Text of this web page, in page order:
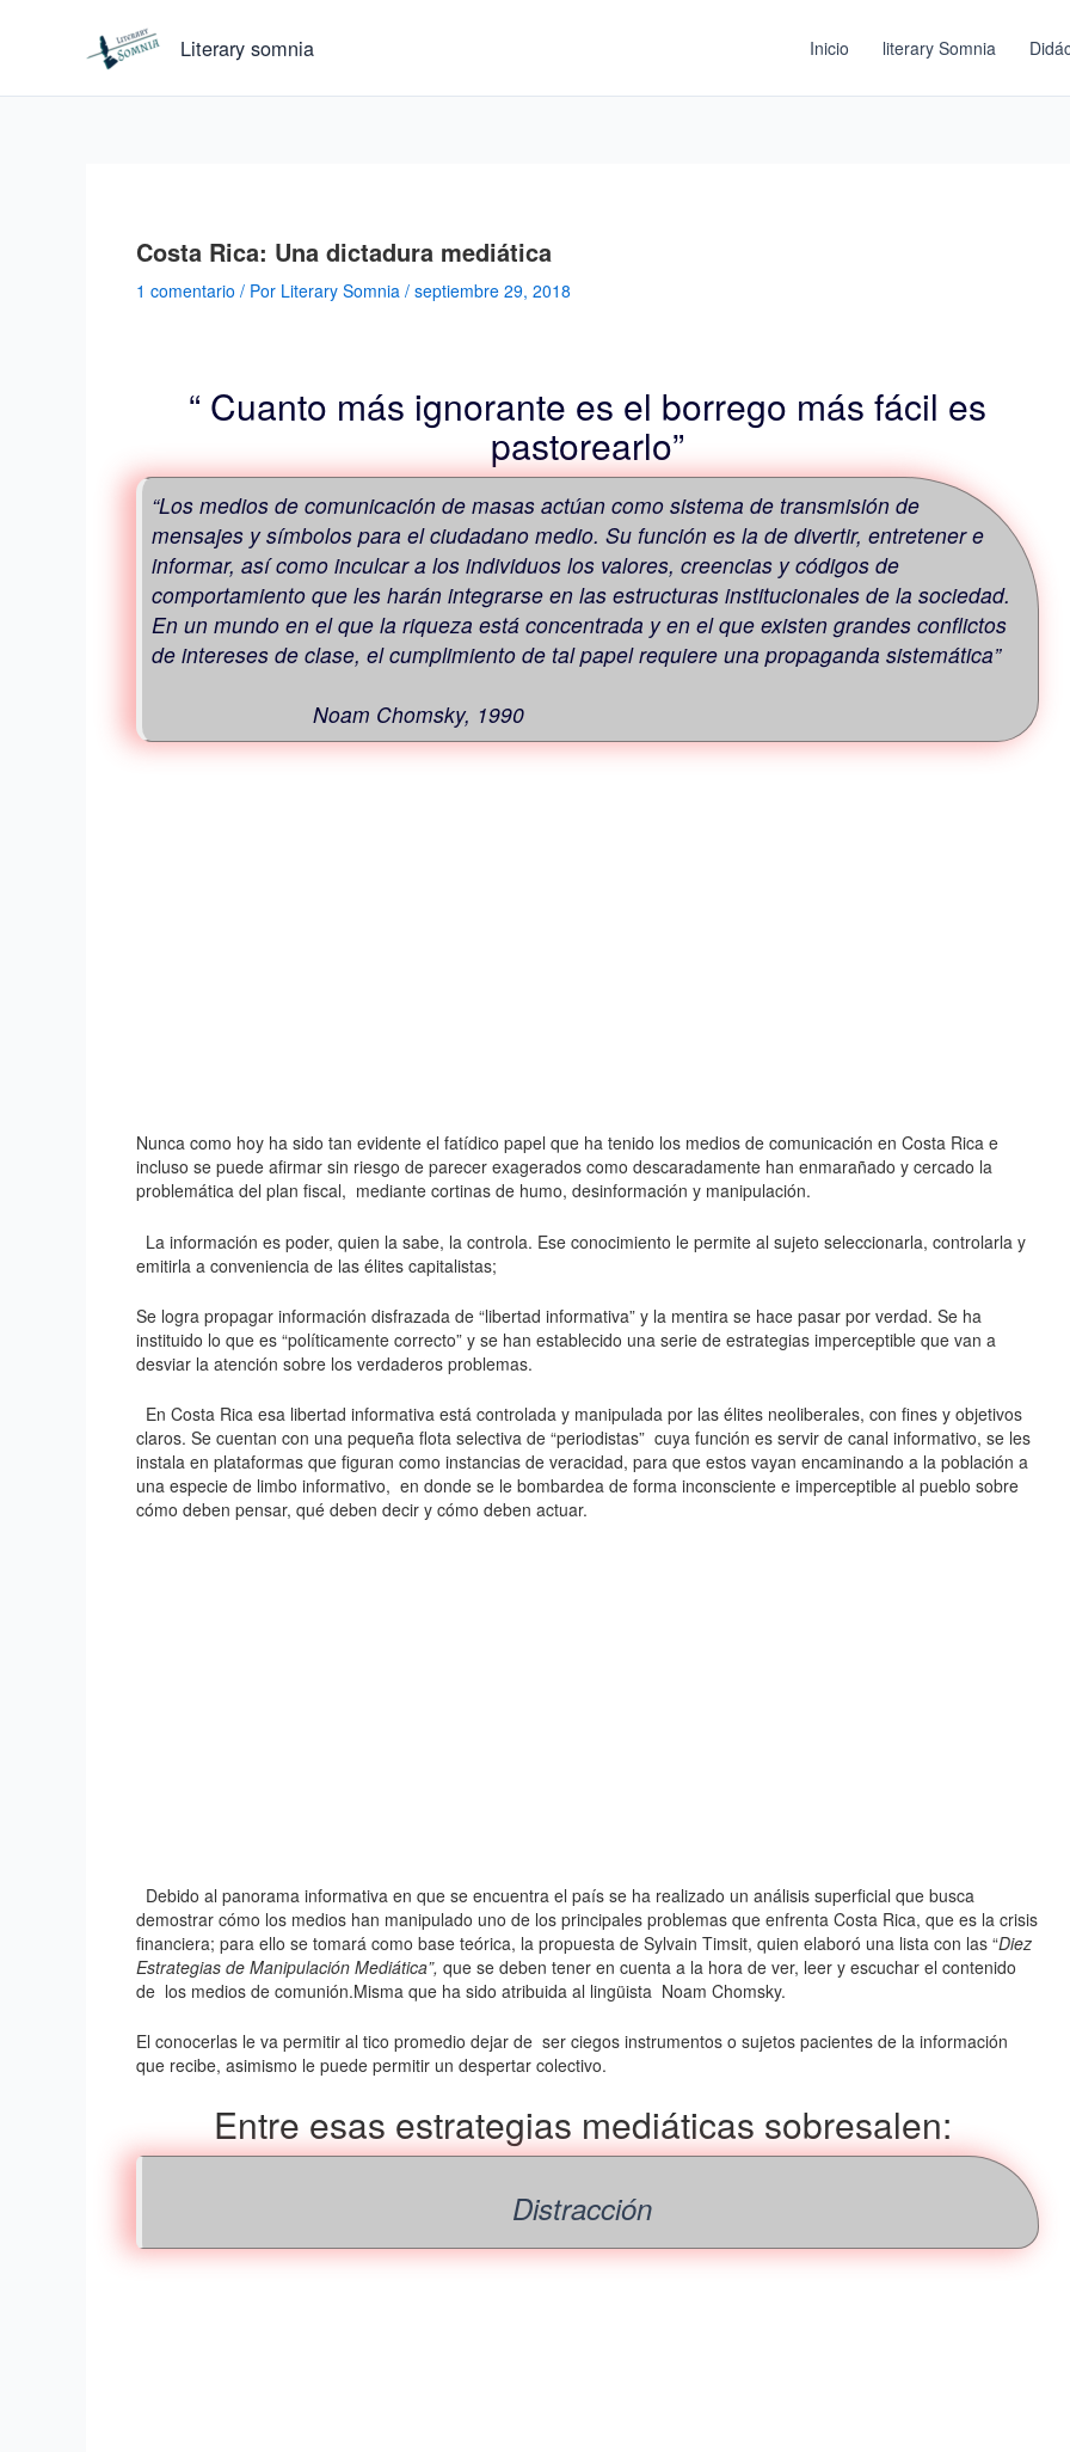
Literary somnia Inicio literary Somnia
Costa Rica: Una dictadura mediática
1 comentario / Por Literary Somnia / septiembre 29, 2018
“ Cuanto más ignorante es el borrego más fácil es
pastorearlo”
“Los medios de comunicación de masas actúan como sistema de transmisión de
mensajes y símbolos para el ciudadano medio. Su función es la de divertir, entretener e
informar, así como inculcar a los individuos los valores, creencias y códigos de
comportamiento que les harán integrarse en las estructuras institucionales de la sociedad.
En un mundo en el que la riqueza está concentrada y en el que existen grandes conflictos
de intereses de clase, el cumplimiento de tal papel requiere una propaganda sistemática”
Noam Chomsky, 1990
Nunca como hoy ha sido tan evidente el fatídico papel que ha tenido los medios de comunicación en Costa Rica e
incluso se puede afirmar sin riesgo de parecer exagerados como descaradamente han enmarañado y cercado la
problemática del plan fiscal, mediante cortinas de humo, desinformación y manipulación.
La información es poder, quien la sabe, la controla. Ese conocimiento le permite al sujeto seleccionarla, controlarla y
emitirla a conveniencia de las élites capitalistas;
Se logra propagar información disfrazada de “libertad informativa” y la mentira se hace pasar por verdad. Se ha
instituido lo que es “políticamente correcto” y se han establecido una serie de estrategias imperceptible que van a
desviar la atención sobre los verdaderos problemas.
En Costa Rica esa libertad informativa está controlada y manipulada por las élites neoliberales, con fines y objetivos
claros. Se cuentan con una pequeña flota selectiva de “periodistas” cuya función es servir de canal informativo, se les
instala en plataformas que figuran como instancias de veracidad, para que estos vayan encaminando a la población a
una especie de limbo informativo, en donde se le bombardea de forma inconsciente e imperceptible al pueblo sobre
cómo deben pensar, qué deben decir y cómo deben actuar.
Debido al panorama informativa en que se encuentra el país se ha realizado un análisis superficial que busca
demostrar cómo los medios han manipulado uno de los principales problemas que enfrenta Costa Rica, que es la crisis
financiera; para ello se tomará como base teórica, la propuesta de Sylvain Timsit, quien elaboró una lista con las “Diez
Estrategias de Manipulación Mediática”, que se deben tener en cuenta a la hora de ver, leer y escuchar el contenido
de los medios de comunión.Misma que ha sido atribuida al lingüista Noam Chomsky.
El conocerlas le va permitir al tico promedio dejar de ser ciegos instrumentos o sujetos pacientes de la información
que recibe, asimismo le puede permitir un despertar colectivo.
Entre esas estrategias mediáticas sobresalen:
Distracción